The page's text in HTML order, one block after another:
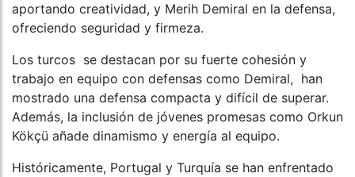
aportando creatividad, y Merih Demiral en la defensa,
ofreciendo seguridad y firmeza.
Los turcos se destacan por su fuerte cohesión y
trabajo en equipo con defensas como Demiral, han
mostrado una defensa compacta y difícil de superar.
Además, la inclusión de jóvenes promesas como Orkun
Kökçü añade dinamismo y energía al equipo.
Históricamente, Portugal y Turquía se han enfrentado